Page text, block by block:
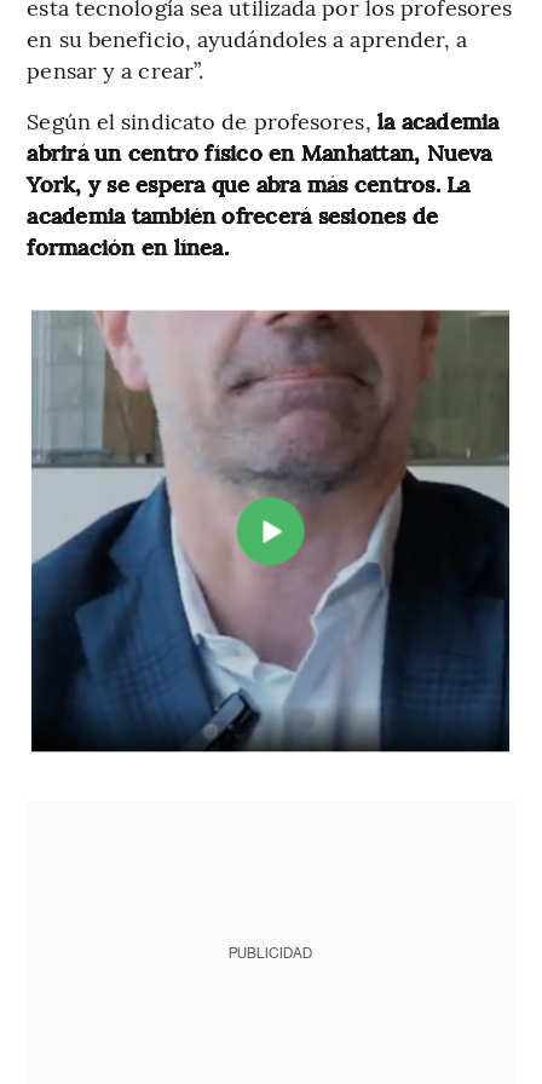
esta tecnología sea utilizada por los profesores
en su beneficio, ayudándoles a aprender, a
pensar y a crear”.
Según el sindicato de profesores, la academia
abrirá un centro físico en Manhattan, Nueva
York, y se espera que abra más centros. La
academia también ofrecerá sesiones de
formación en línea.
PUBLICIDAD